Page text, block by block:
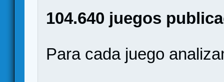
104.640 juegos
Para cada juego